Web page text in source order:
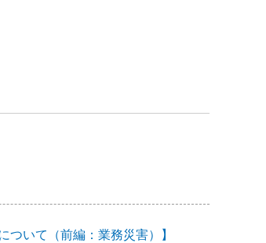
いて（前編：業務災害）】